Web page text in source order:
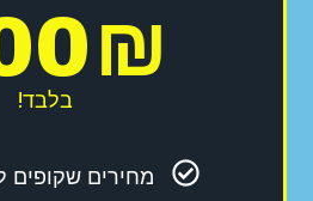
₪
בלבד!
מחירים שקופים